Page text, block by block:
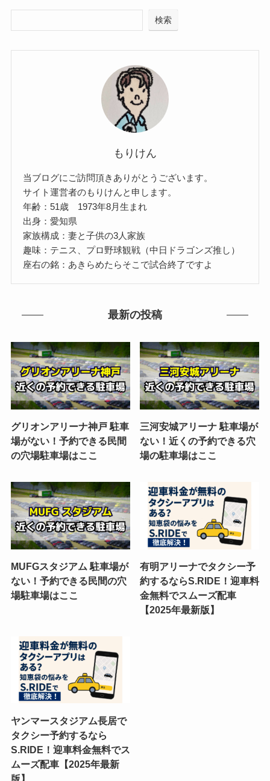
検索
もりけん
当ブログにご訪問頂きありがとうございます。
サイト運営者のもりけんと申します。
年齢：51歳 1973年8月生まれ
出身：愛知県
家族構成：妻と子供の3人家族
趣味：テニス、プロ野球観戦（中日ドラゴンズ推し）
座右の銘：あきらめたらそこで試合終了ですよ
最新の投稿
グリオンアリーナ神戸 駐車
場がない！予約できる民間
の穴場駐車場はここ
三河安城アリーナ 駐車場が
ない！近くの予約できる穴
場の駐車場はここ
MUFGスタジアム 駐車場が
ない！予約できる民間の穴
場駐車場はここ
有明アリーナでタクシー予
約するならS.RIDE！迎車料
金無料でスムーズ配車
【2025年最新版】
ヤンマースタジアム長居で
タクシー予約するなら
S.RIDE！迎車料金無料でス
ムーズ配車【2025年最新
版】